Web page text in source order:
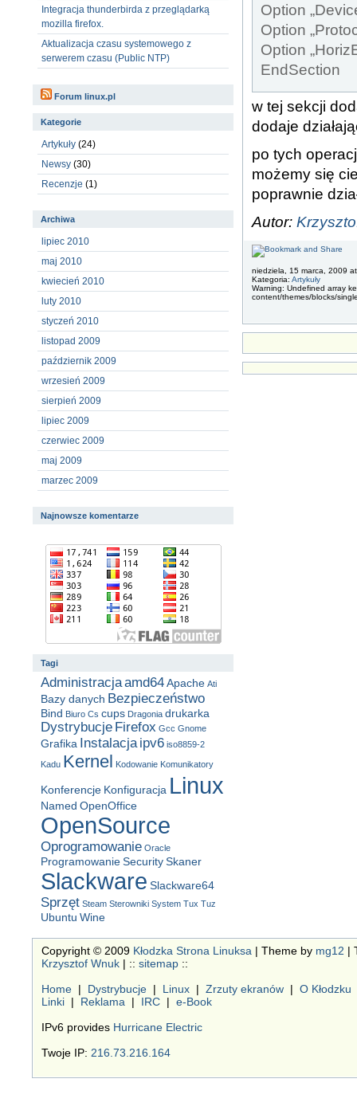
Option
Option
Option
EndSection
w tej sekcji
dodaje
po tych
możemy się
poprawnie
Autor:
niedziela, 15 marca, 2009
Kategoria: Artykuły
Warning: Undefined array
content/themes/blocks/
Integracja thunderbirda z przeglądarką
mozilla firefox.
Aktualizacja czasu systemowego z
serwerem czasu (Public NTP)
Forum linux.pl
Kategorie
Artykuły (24)
Newsy (30)
Recenzje (1)
Archiwa
lipiec 2010
maj 2010
kwiecień 2010
luty 2010
styczeń 2010
listopad 2009
październik 2009
wrzesień 2009
sierpień 2009
lipiec 2009
czerwiec 2009
maj 2009
marzec 2009
Najnowsze komentarze
Tagi
Administracjaamd64Apache Ati
Bazy danych Bezpieczeństwo
Bind Biuro Cs cups Dragonia drukarka
Dystrybucje Firefox Gcc Gnome
Grafika Instalacja ipv6 iso8859-2
Kadu Kernel Kodowanie Komunikatory
Konferencje Konfiguracja Linux
Named OpenOffice
OpenSource
Oprogramowanie Oracle
ProgramowanieSecuritySkaner
Slackware Slackware64
Sprzęt Steam Sterowniki System Tux Tuz
Ubuntu Wine
Copyright © 2009 Kłodzka Strona Linuksa | Theme by mg12 |
Krzysztof Wnuk | :: sitemap ::
Home | Dystrybucje | Linux | Zrzuty ekranów | O Kłodzku
Linki | Reklama | IRC | e-Book
IPv6 provides Hurricane Electric
Twoje IP: 216.73.216.164